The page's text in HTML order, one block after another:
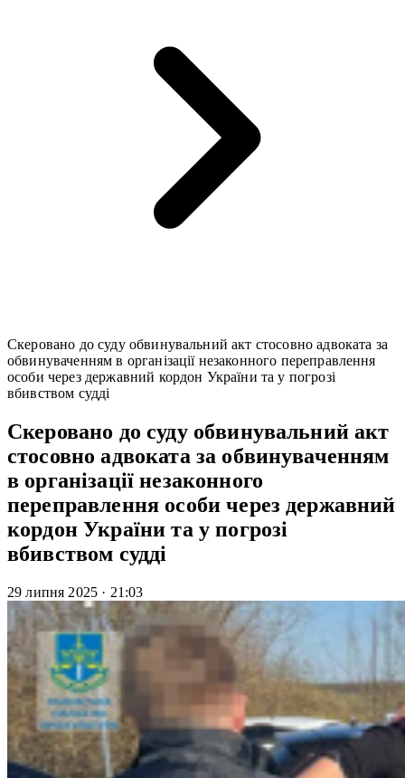
Скеровано до суду обвинувальний акт стосовно адвоката за
обвинуваченням в організації незаконного переправлення
особи через державний кордон України та у погрозі
вбивством судді
Скеровано до суду обвинувальний акт
стосовно адвоката за обвинуваченням
в організації незаконного
переправлення особи через державний
кордон України та у погрозі
вбивством судді
29 липня 2025 · 21:03